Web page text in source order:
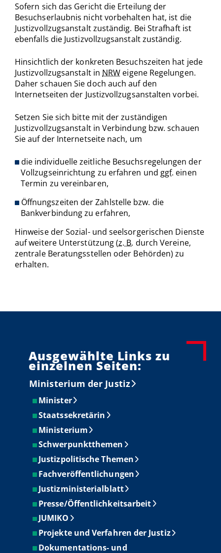
Sofern sich das Gericht die Erteilung der
Besuchserlaubnis nicht vorbehalten hat, ist die
Justizvollzugsanstalt zuständig. Bei Strafhaft ist
ebenfalls die Justizvollzugsanstalt zuständig.
Hinsichtlich der konkreten Besuchszeiten hat jede
Justizvollzugsanstalt in NRW eigene Regelungen.
Daher schauen Sie doch auch auf den
Internetseiten der Justizvollzugsanstalten vorbei.
Setzen Sie sich bitte mit der zuständigen
Justizvollzugsanstalt in Verbindung bzw. schauen
Sie auf der Internetseite nach, um
die individuelle zeitliche Besuchsregelungen der
Vollzugseinrichtung zu erfahren und ggf. einen
Termin zu vereinbaren,
Öffnungszeiten der Zahlstelle bzw. die
Bankverbindung zu erfahren,
Hinweise der Sozial- und seelsorgerischen Dienste
auf weitere Unterstützung (z. B. durch Vereine,
zentrale Beratungsstellen oder Behörden) zu
erhalten.
Ausgewählte Links zu
einzelnen Seiten:
Ministerium der Justiz
Minister
Staatssekretärin
Ministerium
Schwerpunktthemen
Justizpolitische Themen
Fachveröffentlichungen
Justizministerialblatt
Presse/Öffentlichkeitsarbeit
JUMIKO
Projekte und Verfahren der Justiz
Dokumentations- und